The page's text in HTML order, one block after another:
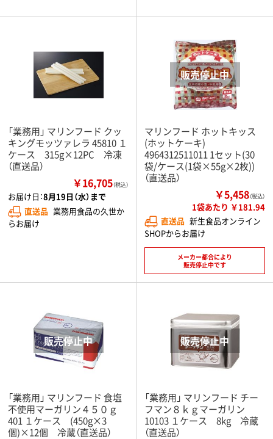
「業務用」 マリンフード クッ
キングモッツァレラ 45810 １
ケース 315g×12PC 冷凍
（直送品）
￥16,705（税込）
お届け日：8月19日（水）まで
直送品 業務用食品の久世か
らお届け
マリンフード ホットキッス
(ホットケーキ)
4964312511011 1セット(30
袋/ケース(1袋×55g×2枚))
（直送品）
￥5,458（税込）
1袋あたり ￥181.94
直送品 新生食品オンライン
SHOPからお届け
メーカー都合により
販売停止中です
「業務用」 マリンフード 食塩
不使用マーガリン４５０ｇ
401 １ケース (450g×3
個)×12個 冷蔵（直送品）
「業務用」 マリンフード チー
フマン８ｋｇマーガリン
10103 １ケース 8kg 冷蔵
（直送品）